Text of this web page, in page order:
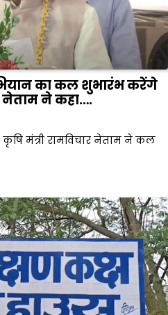
का कल शुभारंभ करेंगे
नेताम ने कहा….
कृषि मंत्री रामविचार नेताम ने कल